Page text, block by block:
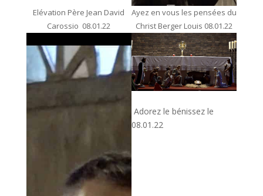
Elévation Père Jean David
Carossio 08.01.22
Ayez en vous les pensées du
Christ Berger Louis 08.01.22
Adorez le bénissez le
08.01.22